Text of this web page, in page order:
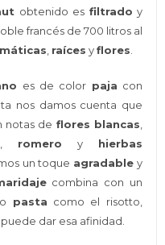
obtenido es filtrado y
francés de 700 litros al
, raíces yflores.
es de color paja con
nos damos cuenta que
notas de flores blancas,
, romero y hierbas
un toque agradable y
combina con un
pasta como el risotto,
dar esa afinidad.